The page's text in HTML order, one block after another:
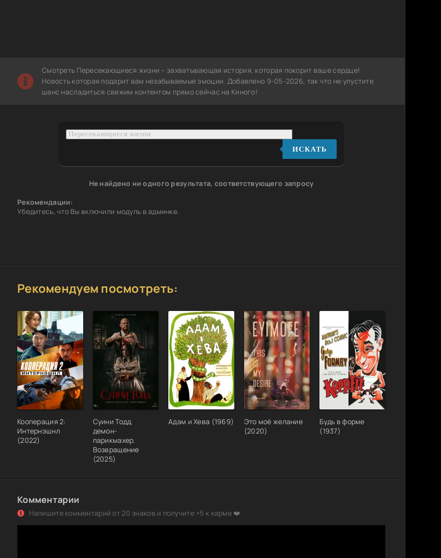
Смотреть Пересекающиеся жизни – захватывающая история, которая покорит ваше сердце!
Новость которая подарит вам незабываемые эмоции. Добавлено 9-05-2026, так что не упустите
шанс насладиться свежим контентом прямо сейчас на Киного!
ИСКАТЬ
Не найдено ни одного результата, соответствующего запросу
Рекомендации:
Убедитесь, что Вы включили модуль в админке.
Рекомендуем посмотреть:
Кооперация 2:
Интернэшнл
(2022)
Суини Тодд,
демон-
парикмахер.
Возвращение
(2025)
Адам и Хева (1969)
Это моё желание
(2020)
Будь в форме
(1937)
Комментарии
Напишите комментарий от 20 знаков и получите +5 к карме ❤️